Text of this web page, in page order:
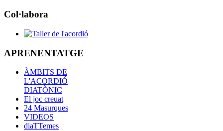
Col·labora
APRENENTATGE
ÀMBITS DE
L'ACORDIÓ
DIATÒNIC
El joc creuat
24 Masurques
VIDEOS
diaTTemes